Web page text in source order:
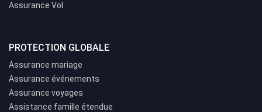
Assurance Vol
PROTECTION GLOBALE
Assurance mariage
Assurance événements
Assurance voyages
Assistance famille étendue